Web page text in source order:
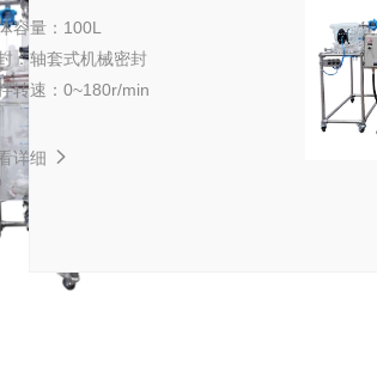
容量： 100L
：轴套式机械密封
转速： 0~180r/min
详细